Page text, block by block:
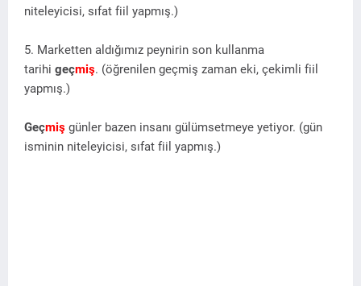
niteleyicisi, sıfat fiil yapmış.)
5. Marketten aldığımız peynirin son kullanma
tarihi geçmiş. (öğrenilen geçmiş zaman eki, çekimli fiil
yapmış.)
Geçmiş günler bazen insanı gülümsetmeye yetiyor. (gün
isminin niteleyicisi, sıfat fiil yapmış.)